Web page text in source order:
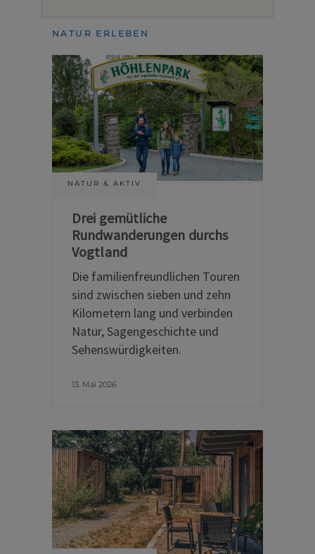
NATUR ERLEBEN
NATUR & AKTIV
Drei gemütliche
Rundwanderungen durchs
Vogtland
Die familienfreundlichen Touren
sind zwischen sieben und zehn
Kilometern lang und verbinden
Natur, Sagengeschichte und
Sehenswürdigkeiten.
13. Mai 2026